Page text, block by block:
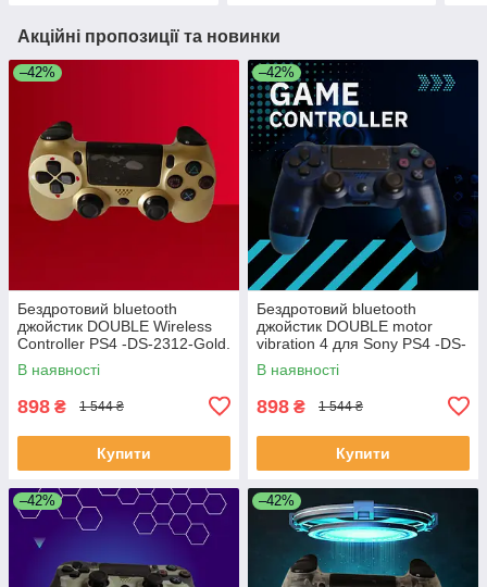
Акційні пропозиції та новинки
–42%
Бездротовий bluetooth
джойстик DOUBLE Wireless
Controller PS4 -DS-2312-Gold.
Золото
В наявності
898 ₴ 1 544 ₴
Купити
–42%
Бездротовий bluetooth
джойстик DOUBLE motor
vibration 4 для Sony PS4 -DS-
2312-CBlue. Прозоро-Синій
В наявності
898 ₴ 1 544 ₴
Купити
–42% –42%